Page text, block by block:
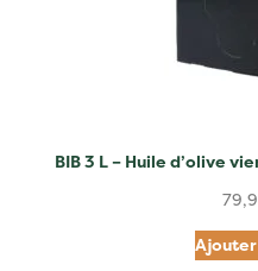
BIB 3 L – Huile d’olive